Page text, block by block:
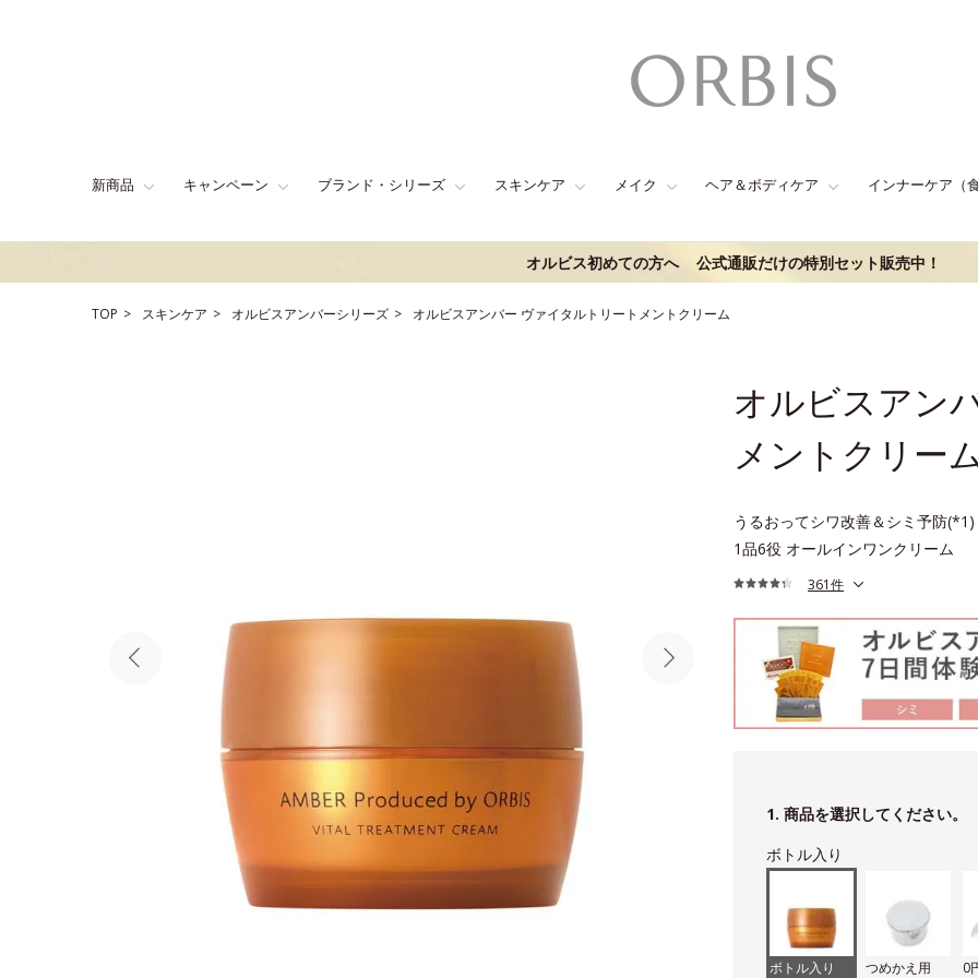
新商品 キャンペーン ブランド・シリーズ スキンケア メイク ヘア＆ボディケア インナーケア（
オルビス初めての方へ 公式通販だけの特別セット販売中！
TOP スキンケア オルビスアンバーシリーズ オルビスアンバー ヴァイタルトリートメントクリーム
オルビスアン
メントクリー
うるおってシワ改善＆シミ予防(*1)
1品6役 オールインワンクリーム
361件
1. 商品を選択してください。
ボトル入り
ボトル入り つめかえ用 0